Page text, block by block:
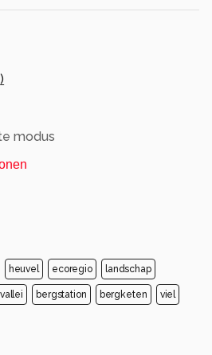
)
modus
heuvel ecoregio landschap
vallei bergstation bergketen viel